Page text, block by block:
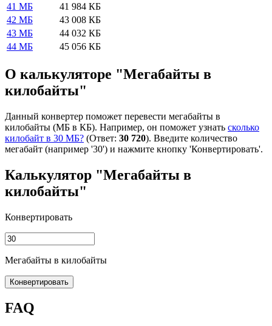
41 МБ
41 984 КБ
42 МБ
43 008 КБ
43 МБ
44 032 КБ
44 МБ
45 056 КБ
О калькуляторе "Мегабайты в
килобайты"
Данный конвертер поможет перевести мегабайты в
килобайты (МБ в КБ). Например, он поможет узнать сколько
килобайт в 30 МБ? (Ответ: 30 720). Введите количество
мегабайт (например '30') и нажмите кнопку 'Конвертировать'.
Калькулятор "Мегабайты в
килобайты"
Конвертировать
Мегабайты в килобайты
Конвертировать
FAQ